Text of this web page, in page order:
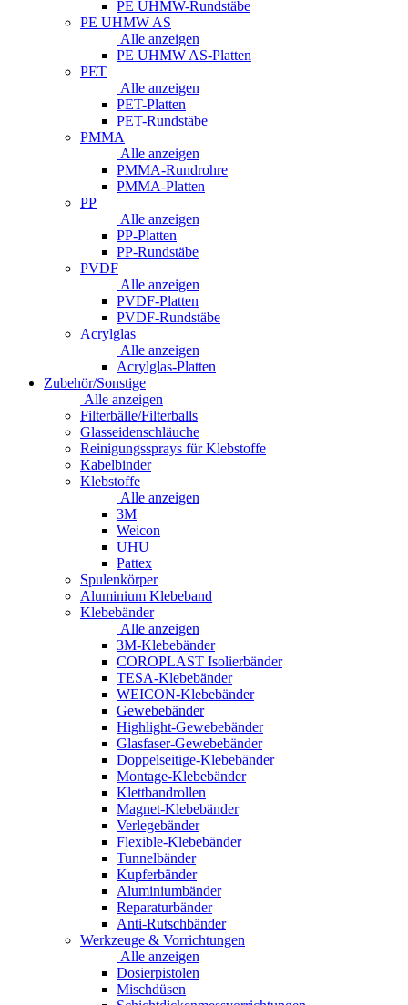
PE UHMW-Rundstäbe
PE UHMW AS
Alle anzeigen
PE UHMW AS-Platten
PET
Alle anzeigen
PET-Platten
PET-Rundstäbe
PMMA
Alle anzeigen
PMMA-Rundrohre
PMMA-Platten
PP
Alle anzeigen
PP-Platten
PP-Rundstäbe
PVDF
Alle anzeigen
PVDF-Platten
PVDF-Rundstäbe
Acrylglas
Alle anzeigen
Acrylglas-Platten
Zubehör/Sonstige
Alle anzeigen
Filterbälle/Filterballs
Glasseidenschläuche
Reinigungssprays für Klebstoffe
Kabelbinder
Klebstoffe
Alle anzeigen
3M
Weicon
UHU
Pattex
Spulenkörper
Aluminium Klebeband
Klebebänder
Alle anzeigen
3M-Klebebänder
COROPLAST Isolierbänder
TESA-Klebebänder
WEICON-Klebebänder
Gewebebänder
Highlight-Gewebebänder
Glasfaser-Gewebebänder
Doppelseitige-Klebebänder
Montage-Klebebänder
Klettbandrollen
Magnet-Klebebänder
Verlegebänder
Flexible-Klebebänder
Tunnelbänder
Kupferbänder
Aluminiumbänder
Reparaturbänder
Anti-Rutschbänder
Werkzeuge & Vorrichtungen
Alle anzeigen
Dosierpistolen
Mischdüsen